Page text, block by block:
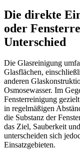
Die direkte
oder
Unterschied
Die Glasreinigung
Glasflächen,
anderen
Osmosewasser. Im
Fensterreinigung
in regelmäßigen
die Substanz der
das Ziel, Sauberkeit
unterscheiden sich
Einsatzgebieten.